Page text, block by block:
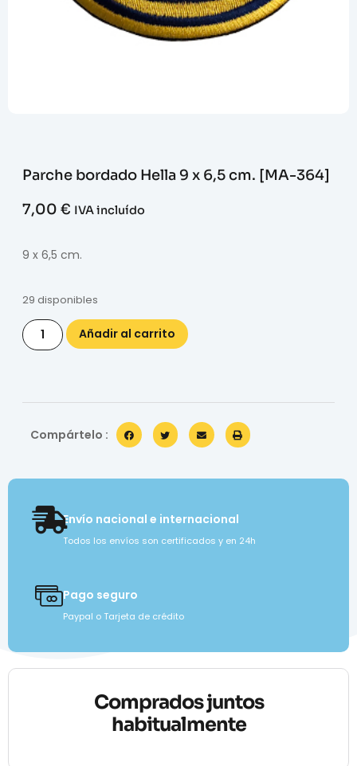
Parche bordado Hella 9 x 6,5 cm. [MA-364]
7,00 € IVA incluído
9 x 6,5 cm.
29 disponibles
Añadir al carrito
Compártelo :
Envío nacional e internacional
Todos los envíos son certificados y en 24h
Pago seguro
Paypal o Tarjeta de crédito
Comprados juntos
habitualmente